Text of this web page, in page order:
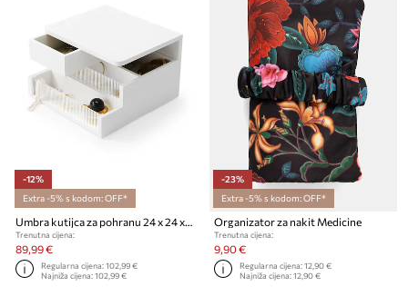
-12%
Extra -5% s kodom: OFF*
Umbra kutijca za pohranu 24 x 24 x 15 cm
Trenutna cijena:
89,99 €
Regularna cijena:102,99 €
Najniža cijena:102,99 €
-23%
Extra -5% s kodom: OFF*
Organizator za nakit Medicine
Trenutna cijena:
9,90 €
Regularna cijena:12,90 €
Najniža cijena:12,90 €